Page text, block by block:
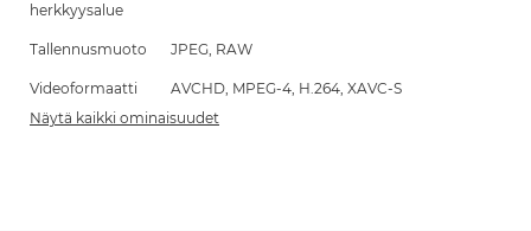
herkkyysalue
Tallennusmuoto JPEG, RAW
Videoformaatti
AVCHD, MPEG-4, H.264, XAVC-S
Näytä kaikki ominaisuudet